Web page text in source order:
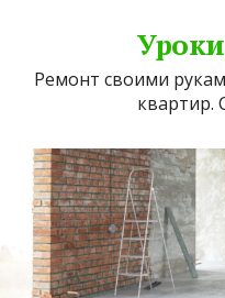
Ремонт своими
квартир.